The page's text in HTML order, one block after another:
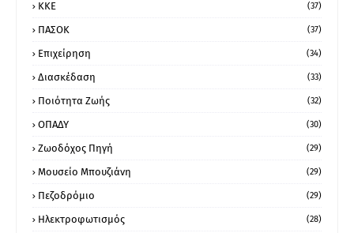
ΚΚΕ (37)
ΠΑΣΟΚ (37)
Επιχείρηση (34)
Διασκέδαση (33)
Ποιότητα Ζωής (32)
ΟΠΑΔΥ (30)
Ζωοδόχος Πηγή (29)
Μουσείο Μπουζιάνη (29)
Πεζοδρόμιο (29)
Ηλεκτροφωτισμός (28)